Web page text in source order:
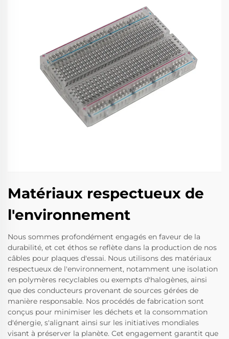
Matériaux respectueux de
l'environnement
Nous sommes profondément engagés en faveur de la
durabilité, et cet éthos se reflète dans la production de nos
câbles pour plaques d'essai. Nous utilisons des matériaux
respectueux de l'environnement, notamment une isolation
en polymères recyclables ou exempts d'halogènes, ainsi
que des conducteurs provenant de sources gérées de
manière responsable. Nos procédés de fabrication sont
conçus pour minimiser les déchets et la consommation
d'énergie, s'alignant ainsi sur les initiatives mondiales
visant à préserver la planète. Cet engagement garantit que